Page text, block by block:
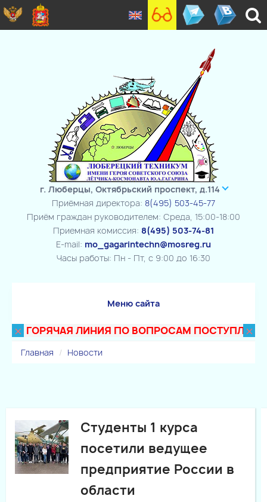
г. Люберцы, Октябрьский проспект, д.114
Приёмная директора: 8(495) 503-45-77
Приём граждан руководителем: Среда, 15:00-18:00
Приемная комиссия: 8(495) 503-74-81
E-mail: mo_gagarintechn@mosreg.ru
Часы работы: Пн - Пт, с 9:00 до 16:30
Меню сайта
×ГОРЯЧАЯ ЛИНИЯ ПО ВОПРОСАМ ПОСТУПЛЕНИЯ
×
Главная Новости
Студенты 1 курса
посетили ведущее
предприятие России в
области